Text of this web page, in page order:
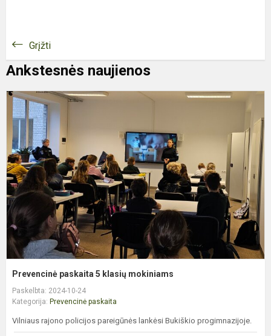
Grįžti
Ankstesnės naujienos
Prevencinė paskaita 5 klasių mokiniams
Paskelbta: 2024-10-24
Kategorija: Prevencinė paskaita
Vilniaus rajono policijos pareigūnės lankėsi Bukiškio progimnazijoje.